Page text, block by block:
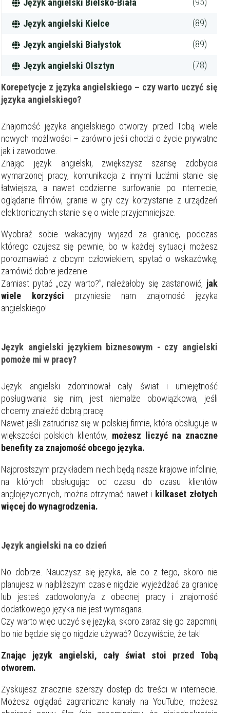
Język angielski Bielsko-Biała
Język angielski Kielce (89)
Język angielski Białystok (89)
Język angielski Olsztyn (78)
Korepetycje z języka angielskiego – czy warto uczyć się
języka angielskiego?
Znajomość języka angielskiego otworzy przed Tobą wiele
nowych możliwości – zarówno jeśli chodzi o życie prywatne
jak i zawodowe.
Znając język angielski, zwiększysz szansę zdobycia
wymarzonej pracy, komunikacja z innymi ludźmi stanie się
łatwiejsza, a nawet codzienne surfowanie po internecie,
oglądanie filmów, granie w gry czy korzystanie z urządzeń
elektronicznych stanie się o wiele przyjemniejsze.
Wyobraź sobie wakacyjny wyjazd za granicę, podczas
którego czujesz się pewnie, bo w każdej sytuacji możesz
porozmawiać z obcym człowiekiem, spytać o wskazówkę,
zamówić dobre jedzenie.
Zamiast pytać „czy warto?”, należałoby się zastanowić, jak
wiele korzyści przyniesie nam znajomość języka
angielskiego!
Język angielski językiem biznesowym - czy angielski
pomoże mi w pracy?
Język angielski zdominował cały świat i umiejętność
posługiwania się nim, jest niemalże obowiązkowa, jeśli
chcemy znaleźć dobrą pracę.
Nawet jeśli zatrudnisz się w polskiej firmie, która obsługuje w
większości polskich klientów, możesz liczyć na znaczne
benefity za znajomość obcego języka.
Najprostszym przykładem niech będą nasze krajowe infolinie,
na których obsługując od czasu do czasu klientów
anglojęzycznych, można otrzymać nawet i kilkaset złotych
więcej do wynagrodzenia.
Język angielski na co dzień
No dobrze. Nauczysz się języka, ale co z tego, skoro nie
planujesz w najbliższym czasie nigdzie wyjeżdżać za granicę
lub jesteś zadowolony/a z obecnej pracy i znajomość
dodatkowego języka nie jest wymagana.
Czy warto więc uczyć się języka, skoro zaraz się go zapomni,
bo nie będzie się go nigdzie używać? Oczywiście, że tak!
Znając język angielski, cały świat stoi przed Tobą
otworem.
Zyskujesz znacznie szerszy dostęp do treści w internecie.
Możesz oglądać zagraniczne kanały na YouTube, możesz